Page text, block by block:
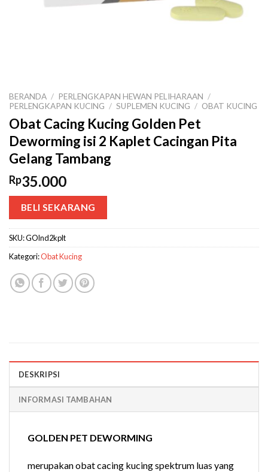
BERANDA / PERLENGKAPAN HEWAN PELIHARAAN /
PERLENGKAPAN KUCING / SUPLEMEN KUCING / OBAT KUCING
Obat Cacing Kucing Golden Pet
Deworming isi 2 Kaplet Cacingan Pita
Gelang Tambang
Rp35.000
BELI SEKARANG
SKU:GOlnd2kplt
Kategori:Obat Kucing
DESKRIPSI
INFORMASI TAMBAHAN
GOLDEN PET DEWORMING
merupakan obat cacing kucing spektrum luas yang